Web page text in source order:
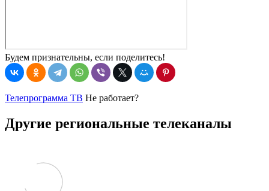
Будем признательны, если поделитесь!
Телепрограмма ТВ Не работает?
Другие региональные телеканалы